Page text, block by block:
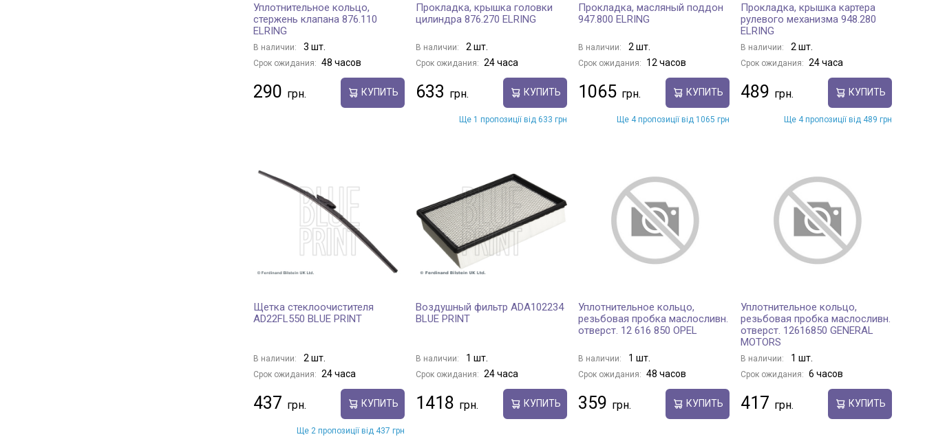
Уплотнительное кольцо,
стержень клапана 876.110
ELRING
В наличии: 3 шт.
Срок ожидания: 48 часов
290 КУПИТЬ
Прокладка, крышка головки
цилиндра 876.270 ELRING
В наличии: 2 шт.
Срок ожидания: 24 часа
633 КУПИТЬ
Ще 1 пропозиції від 633 грн
Прокладка, масляный поддон
947.800 ELRING
В наличии: 2 шт.
Срок ожидания: 12 часов
1065 КУПИТЬ
Ще 4 пропозиції від 1065 грн
Прокладка, крышка картера
рулевого механизма 948.280
ELRING
В наличии: 2 шт.
Срок ожидания: 24 часа
489 КУПИТЬ
Ще 4 пропозиції від 489 грн
Щетка стеклоочистителя
AD22FL550 BLUE PRINT
В наличии: 2 шт.
Срок ожидания: 24 часа
437 КУПИТЬ
Ще 2 пропозиції від 437 грн
Воздушный фильтр ADA102234
BLUE PRINT
В наличии: 1 шт.
Срок ожидания: 24 часа
1418 КУПИТЬ
Уплотнительное кольцо,
резьбовая пробка маслосливн.
отверст. 12 616 850 OPEL
В наличии: 1 шт.
Срок ожидания: 48 часов
359 КУПИТЬ
Уплотнительное кольцо,
резьбовая пробка маслосливн.
отверст. 12616850 GENERAL
MOTORS
В наличии: 1 шт.
Срок ожидания: 6 часов
417 КУПИТЬ